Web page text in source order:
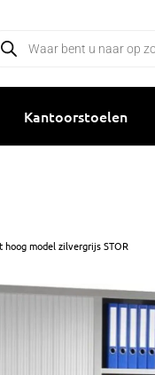
Kantoorstoelen
hoog model zilvergrijs STOR